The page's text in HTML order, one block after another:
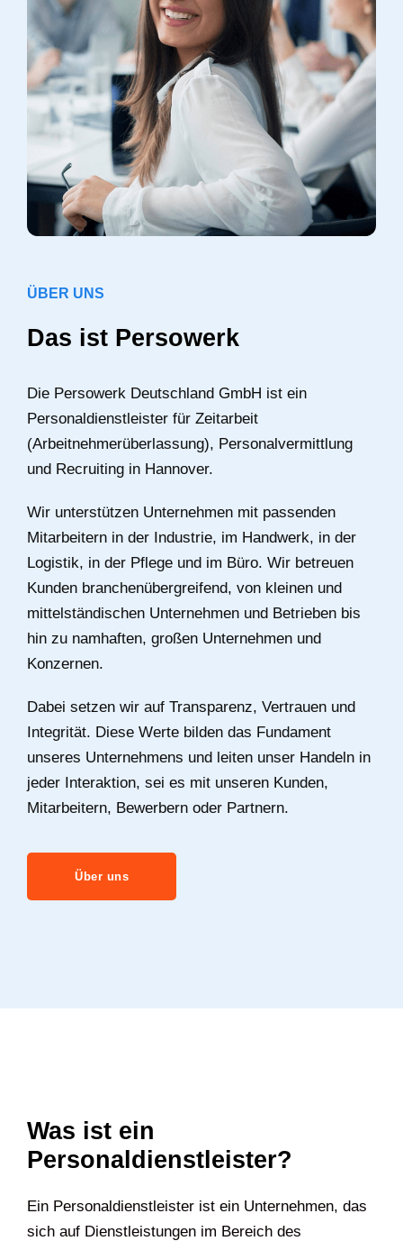
ÜBER UNS
Das ist Persowerk
Die Persowerk Deutschland GmbH ist ein
Personaldienstleister für Zeitarbeit
(Arbeitnehmerüberlassung), Personalvermittlung
und Recruiting in Hannover.
Wir unterstützen Unternehmen mit passenden
Mitarbeitern in der Industrie, im Handwerk, in der
Logistik, in der Pflege und im Büro. Wir betreuen
Kunden branchenübergreifend, von kleinen und
mittelständischen Unternehmen und Betrieben bis
hin zu namhaften, großen Unternehmen und
Konzernen.
Dabei setzen wir auf Transparenz, Vertrauen und
Integrität. Diese Werte bilden das Fundament
unseres Unternehmens und leiten unser Handeln in
jeder Interaktion, sei es mit unseren Kunden,
Mitarbeitern, Bewerbern oder Partnern.
Über uns
Was ist ein
Personaldienstleister?
Ein Personaldienstleister ist ein Unternehmen, das
sich auf Dienstleistungen im Bereich des